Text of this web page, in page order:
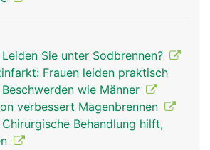
Sie unter Sodbrennen?
Frauen leiden praktisch
wie Männer
verbessert Magenbrennen
Behandlung hilft,